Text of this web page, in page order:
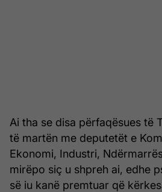
Ai tha se disa përfaqësues të
të martën me deputetët e
Ekonomi, Industri,
mirëpo siç u shpreh ai, edhe
së iu kanë premtuar që